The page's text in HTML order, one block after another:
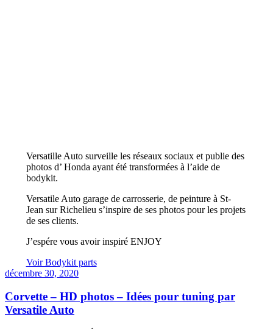
Versatille Auto surveille les réseaux sociaux et publie des
photos d’ Honda ayant été transformées à l’aide de
bodykit.
Versatile Auto garage de carrosserie, de peinture à St-
Jean sur Richelieu s’inspire de ses photos pour les projets
de ses clients.
J’espére vous avoir inspiré ENJOY
Voir Bodykit parts
décembre 30, 2020
Corvette – HD photos – Idées pour tuning par
Versatile Auto